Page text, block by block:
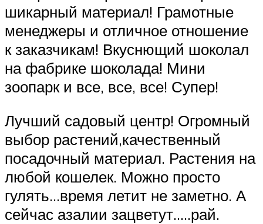
шикарный материал! Грамотные
менеджеры и отличное отношение
к заказчикам! Вкуснющий шоколал
на фабрике шоколада! Мини
зоопарк и все, все, все! Супер!
Лучший садовый центр! Огромный
выбор растений,качественный
посадочный материал. Растения на
любой кошелек. Можно просто
гулять…время летит не заметно. А
сейчас азалии зацветут…..рай.